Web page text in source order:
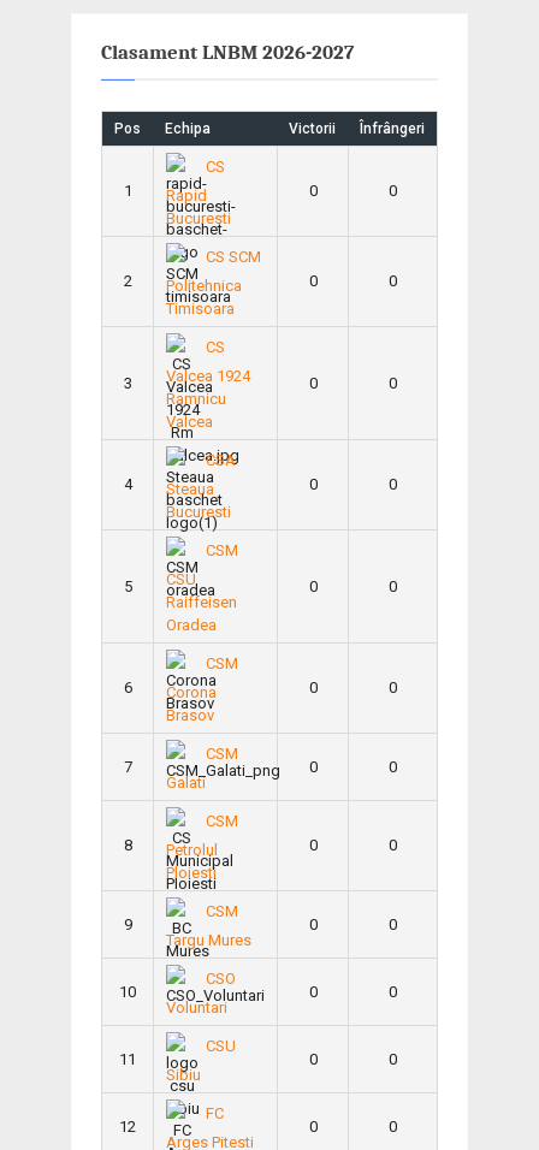
Clasament LNBM 2026-2027
Pos Echipa Victorii Înfrângeri
1
CS
Rapid
Bucuresti
0 0
2
CS SCM
Politehnica
Timisoara
0 0
3
CS
Valcea 1924
Ramnicu
Valcea
0 0
4
CSA
Steaua
Bucuresti
0 0
5
CSM
CSU
Raiffeisen
Oradea
0 0
6
CSM
Corona
Brasov
0 0
7
CSM
Galati
0 0
8
CSM
Petrolul
Ploiesti
0 0
9
CSM
Targu Mures
0 0
10
CSO
Voluntari
0 0
11
CSU
Sibiu
0 0
12
FC
Arges Pitesti
0 0